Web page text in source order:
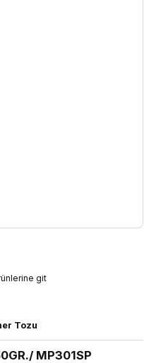
git
Tozu
MP301SP